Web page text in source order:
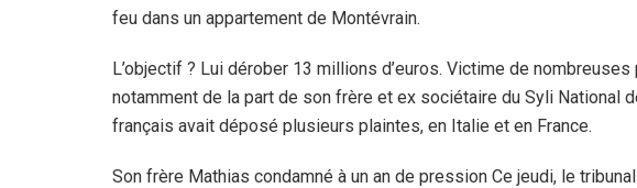
feu dans un appartement de Montévrain.
L’objectif ? Lui dérober 13 millions d’euros. Victime de
notamment de la part de son frère et ex sociétaire du Syli National
français avait déposé plusieurs plaintes, en Italie et en France.
Son frère Mathias condamné à un an de pression Ce jeudi, le